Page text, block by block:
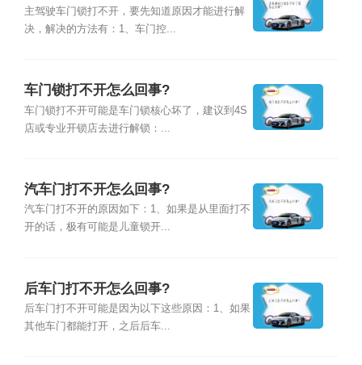
主驾驶车门锁打不开，要先知道原因才能进行解
决，解决的方法有：1、车门控...
车门锁打不开怎么回事?
车门锁打不开可能是车门锁核心坏了，建议到4S
店或专业开锁店去进行解锁：...
汽车门打不开怎么回事?
汽车门打不开的原因如下：1、如果是从里面打不
开的话，极有可能是儿童锁开...
后车门打不开怎么回事?
后车门打不开可能是因为以下这些原因：1、如果
其他车门都能打开，之后后车...